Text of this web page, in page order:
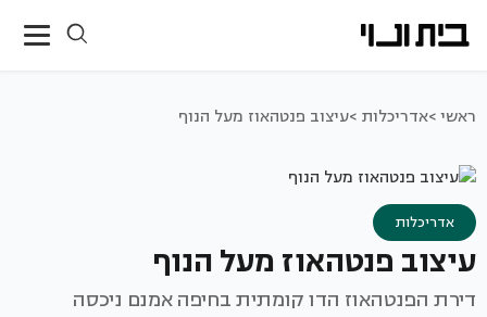
ראשי >אדריכלות >עיצוב פנטהאוז מעל הנוף
אדריכלות
עיצוב פנטהאוז מעל הנוף
דירת הפנטהאוז הדו קומתית בחיפה אמנם ניכסה